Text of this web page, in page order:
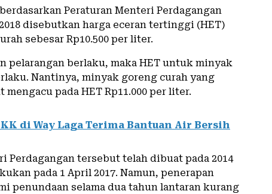
Peraturan Menteri Perdagangan
disebutkan harga eceran tertinggi (HET)
sebesar Rp10.500 per liter.
pelarangan berlaku, maka HET untuk minyak
Nantinya, minyak goreng curah yang
pada HET Rp11.000 per liter.
KK di Way Laga Terima Bantuan Air Bersih
Perdagangan tersebut telah dibuat pada 2014
pada 1 April 2017. Namun, penerapan
penundaan selama dua tahun lantaran kurang